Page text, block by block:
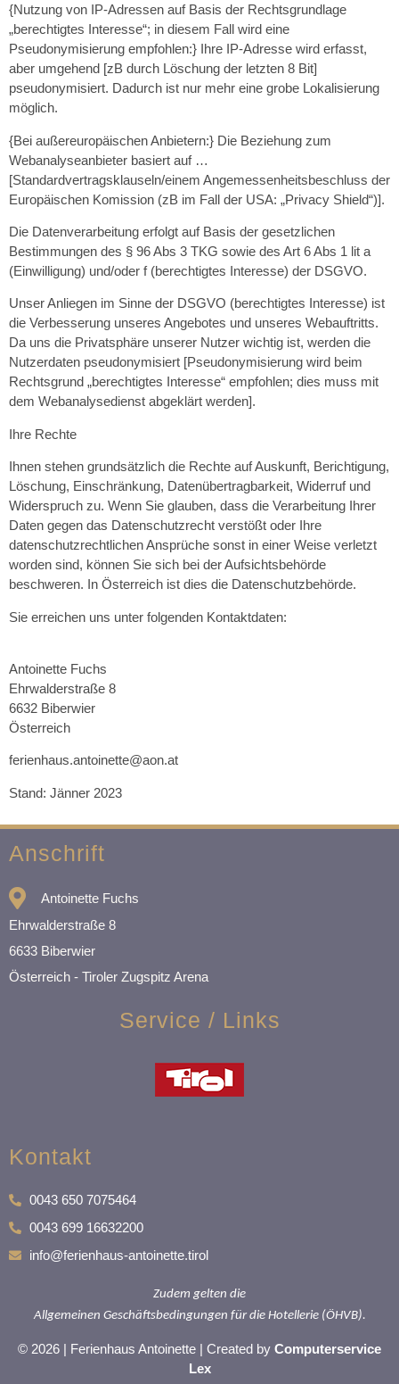
{Nutzung von IP-Adressen auf Basis der Rechtsgrundlage
„berechtigtes Interesse“; in diesem Fall wird eine
Pseudonymisierung empfohlen:} Ihre IP-Adresse wird erfasst,
aber umgehend [zB durch Löschung der letzten 8 Bit]
pseudonymisiert. Dadurch ist nur mehr eine grobe Lokalisierung
möglich.
{Bei außereuropäischen Anbietern:} Die Beziehung zum
Webanalyseanbieter basiert auf …
[Standardvertragsklauseln/einem Angemessenheitsbeschluss der
Europäischen Komission (zB im Fall der USA: „Privacy Shield“)].
Die Datenverarbeitung erfolgt auf Basis der gesetzlichen
Bestimmungen des § 96 Abs 3 TKG sowie des Art 6 Abs 1 lit a
(Einwilligung) und/oder f (berechtigtes Interesse) der DSGVO.
Unser Anliegen im Sinne der DSGVO (berechtigtes Interesse) ist
die Verbesserung unseres Angebotes und unseres Webauftritts.
Da uns die Privatsphäre unserer Nutzer wichtig ist, werden die
Nutzerdaten pseudonymisiert [Pseudonymisierung wird beim
Rechtsgrund „berechtigtes Interesse“ empfohlen; dies muss mit
dem Webanalysedienst abgeklärt werden].
Ihre Rechte
Ihnen stehen grundsätzlich die Rechte auf Auskunft, Berichtigung,
Löschung, Einschränkung, Datenübertragbarkeit, Widerruf und
Widerspruch zu. Wenn Sie glauben, dass die Verarbeitung Ihrer
Daten gegen das Datenschutzrecht verstößt oder Ihre
datenschutzrechtlichen Ansprüche sonst in einer Weise verletzt
worden sind, können Sie sich bei der Aufsichtsbehörde
beschweren. In Österreich ist dies die Datenschutzbehörde.
Sie erreichen uns unter folgenden Kontaktdaten:
Antoinette Fuchs
Ehrwalderstraße 8
6632 Biberwier
Österreich
ferienhaus.antoinette@aon.at
Stand: Jänner 2023
Anschrift
Antoinette Fuchs
Ehrwalderstraße 8
6633 Biberwier
Österreich - Tiroler Zugspitz Arena
Service / Links
Kontakt
0043 650 7075464
0043 699 16632200
info@ferienhaus-antoinette.tirol
Zudem gelten die
Allgemeinen Geschäftsbedingungen für die Hotellerie (ÖHVB).
© 2026 | Ferienhaus Antoinette | Created by Computerservice
Lex